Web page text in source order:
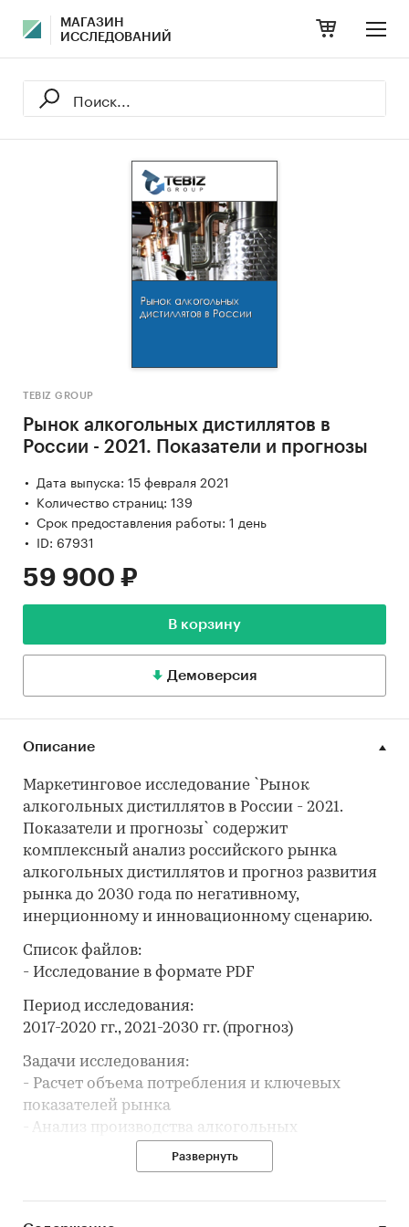
МАГАЗИН
ИССЛЕДОВАНИЙ
TEBIZ GROUP
Рынок алкогольных дистиллятов в
России - 2021. Показатели и прогнозы
Дата выпуска: 15 февраля 2021
Количество страниц: 139
Срок предоставления работы: 1 день
ID: 67931
59 900 ₽
В корзину
Демоверсия
Описание
Маркетинговое исследование `Рынок
алкогольных дистиллятов в России - 2021.
Показатели и прогнозы` содержит
комплексный анализ российского рынка
алкогольных дистиллятов и прогноз развития
рынка до 2030 года по негативному,
инерционному и инновационному сценарию.
Список файлов:
- Исследование в формате PDF
Период исследования:
2017-2020 гг., 2021-2030 гг. (прогноз)
Задачи исследования:
- Расчет объема потребления и ключевых
показателей рынка
- Анализ производства алкогольных
- Составление рейтинга производителей
Развернуть